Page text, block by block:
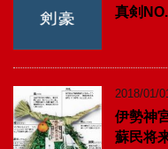
真剣
2018/01/01
伊勢神
蘇民将